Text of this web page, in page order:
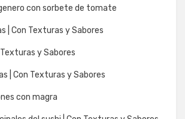
con sorbete de tomate
| Con Texturas y Sabores
Texturas y Sabores
| Con Texturas y Sabores
con magra